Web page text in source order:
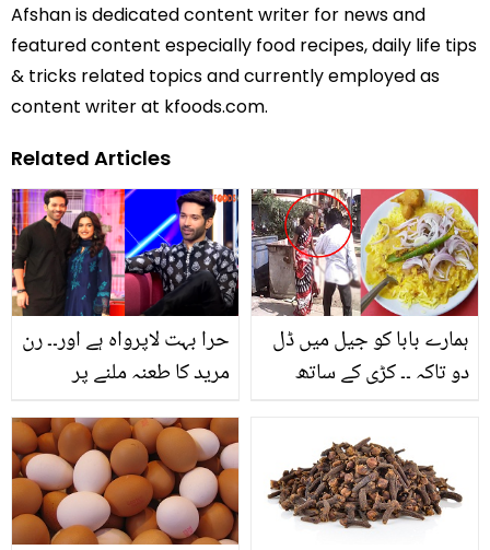
Afshan is dedicated content writer for news and
featured content especially food recipes, daily life tips
& tricks related topics and currently employed as
content writer at kfoods.com.
Related Articles
حرا بہت لاپرواہ ہے اور۔۔ رن
مرید کا طعنہ ملنے پر
دیا؟
ہمارے بابا کو جیل میں ڈل
دو تاکہ ۔۔ کڑی کے ساتھ
میں ہاتھا پائی، شوہر نے
ایسا کیا کیا جو اہلیہ فوراََ
مر گئی